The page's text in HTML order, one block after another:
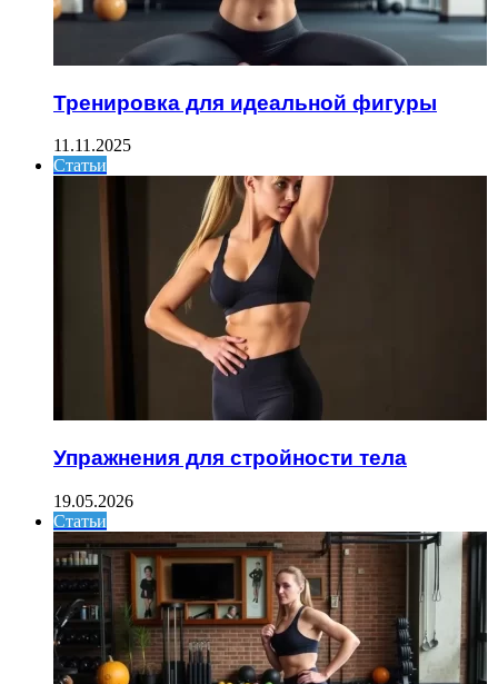
Тренировка для идеальной фигуры
11.11.2025
Статьи
Упражнения для стройности тела
19.05.2026
Статьи